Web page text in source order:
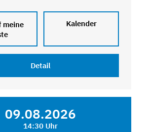
meine
Kalender
Detail
09.08.2026
14:30 Uhr